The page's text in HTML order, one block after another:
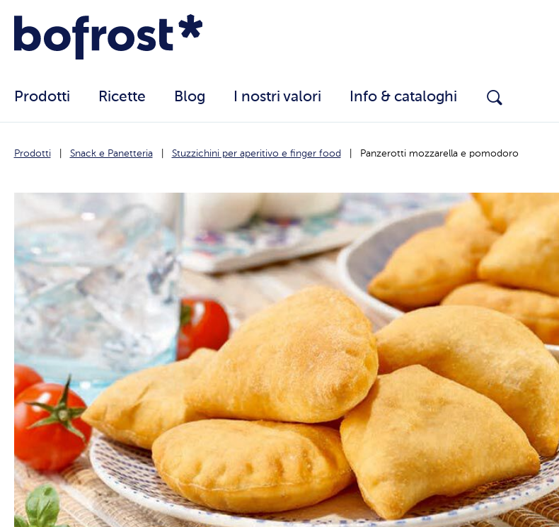
Prodotti Ricette Blog I nostri valori Info & cataloghi
Prodotti Snack e Panetteria Stuzzichini per aperitivo e finger food Panzerotti mozzarella e pomodoro